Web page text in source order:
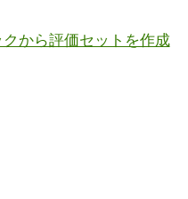
から評価セットを作成